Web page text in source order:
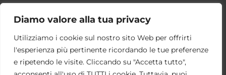
Diamo valore alla tua privacy
Utilizziamo i cookie sul nostro sito Web per offrirti
l'esperienza più pertinente ricordando le tue preferenze
e ripetendo le visite. Cliccando su "Accetta tutto",
SOCIAL